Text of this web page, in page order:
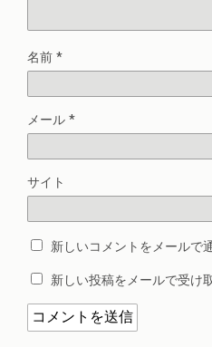
名前 *
メール *
サイト
新しいコメントをメールで
新しい投稿をメールで受け